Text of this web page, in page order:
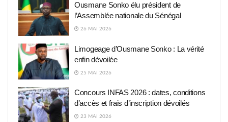
Ousmane Sonko élu président de
l’Assemblée nationale du Sénégal
26 MAI 2026
Limogeage d’Ousmane Sonko : La vérité
enfin dévoilée
25 MAI 2026
Concours INFAS 2026 : dates, conditions
d’accès et frais d’inscription dévoilés
23 MAI 2026